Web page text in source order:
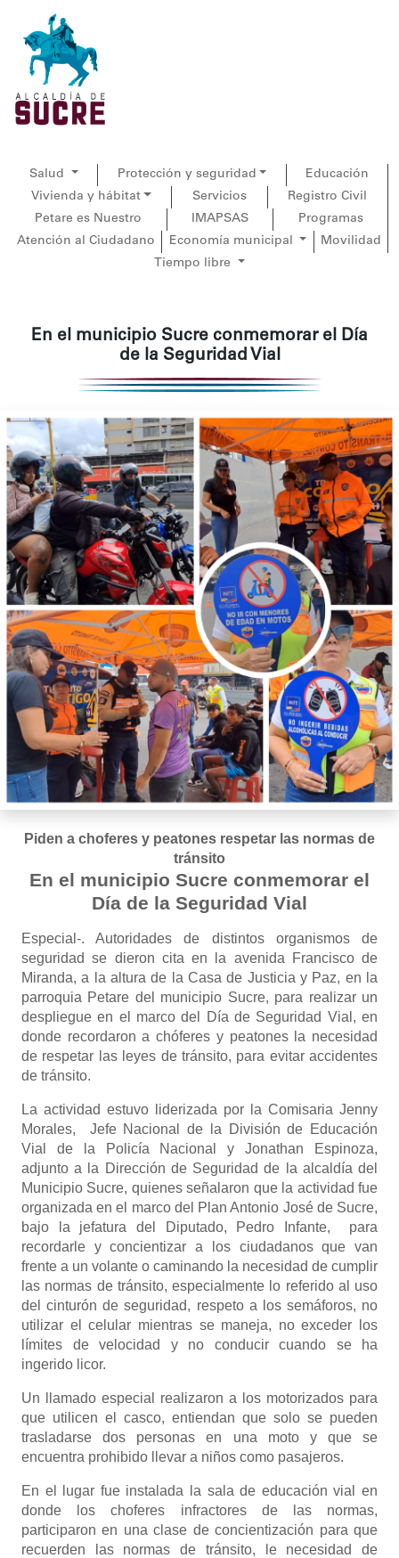
Salud Protección y seguridad
Educación
Vivienda y hábitat
Servicios
Registro Civil
Petare es Nuestro
IMAPSAS
Programas
Atención al Ciudadano
Economía municipal
Movilidad
Tiempo libre
En el municipio Sucre conmemorar el Día
de la Seguridad Vial
Piden a choferes y peatones respetar las normas de
tránsito
En el municipio Sucre conmemorar el
Día de la Seguridad Vial
Especial-. Autoridades de distintos organismos de
seguridad se dieron cita en la avenida Francisco de
Miranda, a la altura de la Casa de Justicia y Paz, en la
parroquia Petare del municipio Sucre, para realizar un
despliegue en el marco del Día de Seguridad Vial, en
donde recordaron a chóferes y peatones la necesidad
de respetar las leyes de tránsito, para evitar accidentes
de tránsito.
La actividad estuvo liderizada por la Comisaria Jenny
Morales, Jefe Nacional de la División de Educación
Vial de la Policía Nacional y Jonathan Espinoza,
adjunto a la Dirección de Seguridad de la alcaldía del
Municipio Sucre, quienes señalaron que la actividad fue
organizada en el marco del Plan Antonio José de Sucre,
bajo la jefatura del Diputado, Pedro Infante, para
recordarle y concientizar a los ciudadanos que van
frente a un volante o caminando la necesidad de cumplir
las normas de tránsito, especialmente lo referido al uso
del cinturón de seguridad, respeto a los semáforos, no
utilizar el celular mientras se maneja, no exceder los
límites de velocidad y no conducir cuando se ha
ingerido licor.
Un llamado especial realizaron a los motorizados para
que utilicen el casco, entiendan que solo se pueden
trasladarse dos personas en una moto y que se
encuentra prohibido llevar a niños como pasajeros.
En el lugar fue instalada la sala de educación vial en
donde los choferes infractores de las normas,
participaron en una clase de concientización para que
recuerden las normas de tránsito, le necesidad de